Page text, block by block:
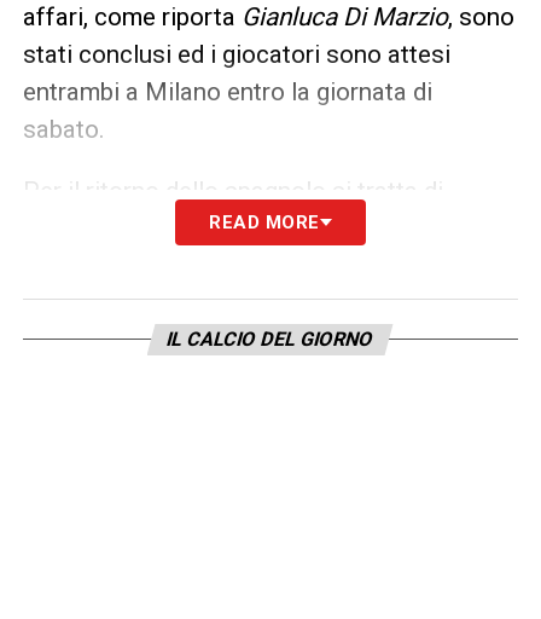
affari, come riporta Gianluca Di Marzio, sono
stati conclusi ed i giocatori sono attesi
entrambi a Milano entro la giornata di
sabato.
Per il ritorno dello spagnolo si tratta di
prestito biennale a 3 milioni di euro con
controriscatto per il Real Madrid a 27
milioni. Il terzino arriva invece dal Monaco
READ MORE
IL CALCIO DEL GIORNO